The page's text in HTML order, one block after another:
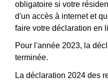
obligatoire si votre
d'un accès à internet et
faire votre déclaration en
Pour l'année 2023, la
terminée.
La déclaration 2024 des